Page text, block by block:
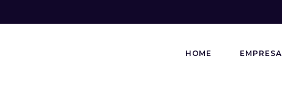
HOME EMPRESA